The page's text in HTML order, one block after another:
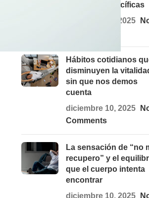
en zonas específicas
diciembre 10, 2025
Hábitos cotidianos
disminuyen la
sin que nos demos
cuenta
diciembre 10, 2025
Comments
La sensación de “no
recupero” y el
que el cuerpo intenta
encontrar
diciembre 10, 2025